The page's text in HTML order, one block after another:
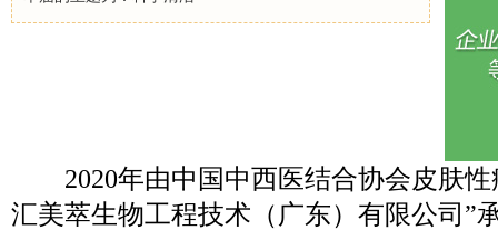
2020年由中国中西医结合协会皮肤性
汇美萃生物工程技术（广东）有限公司”